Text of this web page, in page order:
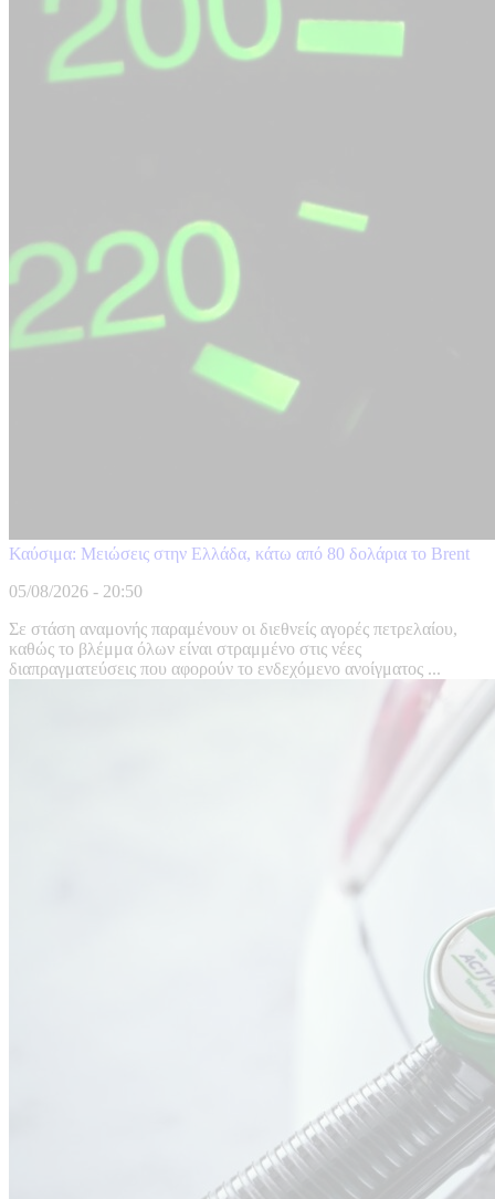
Καύσιμα: Μειώσεις στην Ελλάδα, κάτω από 80 δολάρια το Brent
05/08/2026 - 20:50
Σε στάση αναμονής παραμένουν οι διεθνείς αγορές πετρελαίου,
καθώς το βλέμμα όλων είναι στραμμένο στις νέες
διαπραγματεύσεις που αφορούν το ενδεχόμενο ανοίγματος ...